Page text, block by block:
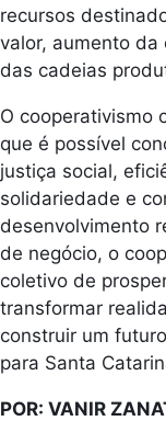
recursos
valor, aumento
das cadeias
O cooperativismo
que é possível
justiça social,
solidariedade e
desenvolvimento
de negócio, o
coletivo de
transformar
construir um
para Santa
POR: VANIR